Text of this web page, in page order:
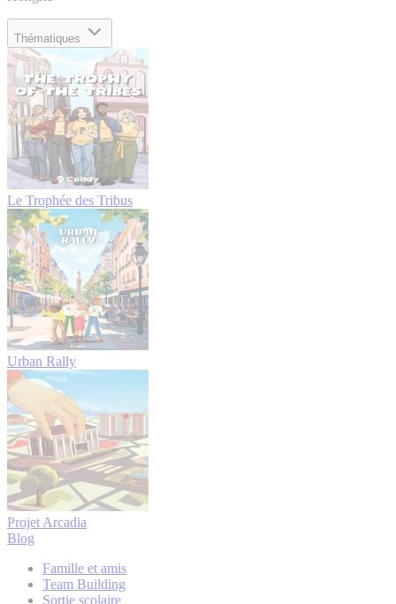
Thématiques
Le Trophée des Tribus
Urban Rally
Projet Arcadia
Blog
Famille et amis
Team Building
Sortie scolaire